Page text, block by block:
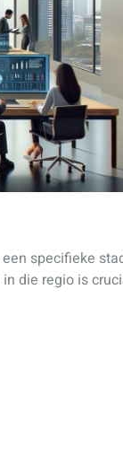
specifieke
die regio is